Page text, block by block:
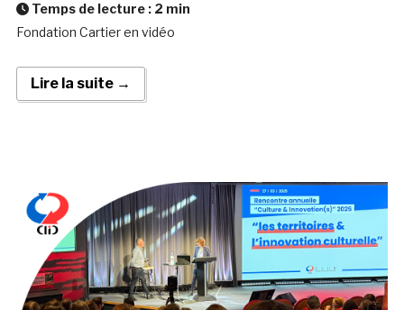
Temps de lecture : 2 min
Fondation Cartier en vidéo
Lire la suite →